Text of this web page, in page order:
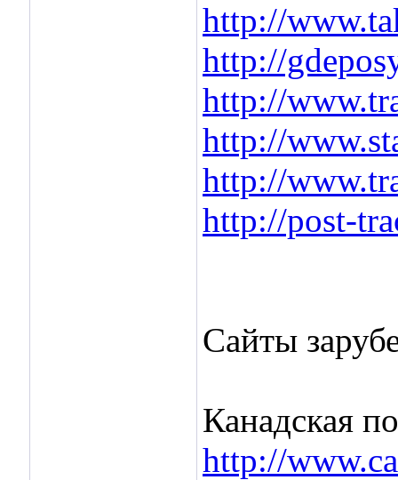
http://
http://
http://
http://
http://
http://post-
Сайты
Канадская
http://